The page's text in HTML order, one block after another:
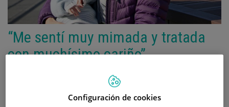
“Me sentí muy mimada y tratada
con muchísimo cariño”
maternidad,nacimiento,ser madre
Configuración de cookies